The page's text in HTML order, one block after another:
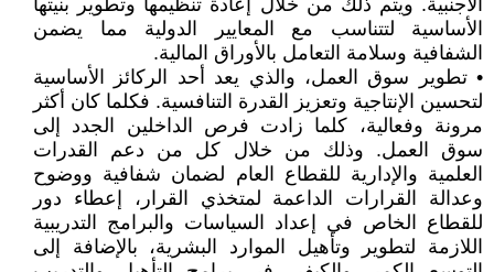
الأجنبية. ويتم ذلك من خلال إعادة تنظيمها وتطوير بنيتها
الأساسية لتتناسب مع المعايير الدولية مما يضمن
الشفافية وسلامة التعامل بالأوراق المالية.
• تطوير سوق العمل، والذي يعد أحد الركائز الأساسية
لتحسين الإنتاجية وتعزيز القدرة التنافسية. فكلما كان أكثر
مرونة وفعالية، كلما زادت فرص الداخلين الجدد إلى
سوق العمل. وذلك من خلال كل من دعم القدرات
العلمية والإدارية للقطاع العام لضمان شفافية ووضوح
وعدالة القرارات الداعمة لمتخذي القرار، إعطاء دور
للقطاع الخاص في إعداد السياسات والبرامج التدريبية
اللازمة لتطوير وتأهيل الموارد البشرية، بالإضافة إلى